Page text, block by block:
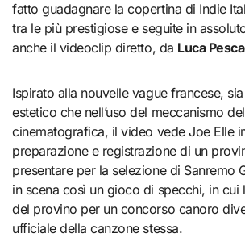
fatto guadagnare la copertina di Indie
tra le più prestigiose e seguite in
anche il videoclip diretto, da Luca
Ispirato alla nouvelle vague francese,
estetico che nell’uso del meccanismo
cinematografica, il video vede Joe Elle
preparazione e registrazione di un
presentare per la selezione di Sanremo
in scena così un gioco di specchi, in cui
del provino per un concorso canoro
ufficiale della canzone stessa.